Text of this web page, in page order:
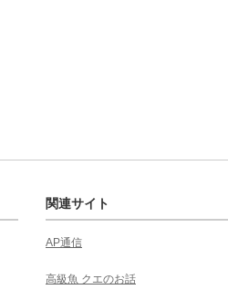
関連サイト
AP通信
高級魚 クエのお話